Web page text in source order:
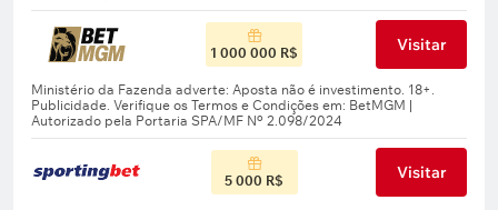
1 000 000 R$ Visitar
5 000 R$ Visitar